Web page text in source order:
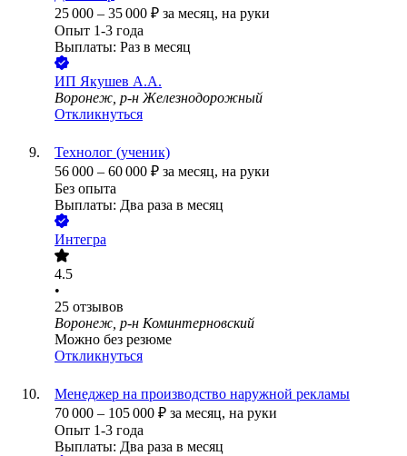
25 000 – 35 000 ₽ за месяц, на руки
Опыт 1-3 года
Выплаты: Раз в месяц
ИП Якушев А.А.
Воронеж, р-н Железнодорожный
Откликнуться
Технолог (ученик)
56 000 – 60 000 ₽ за месяц, на руки
Без опыта
Выплаты: Два раза в месяц
Интегра
4.5
•
25 отзывов
Воронеж, р-н Коминтерновский
Можно без резюме
Откликнуться
Менеджер на производство наружной рекламы
70 000 – 105 000 ₽ за месяц, на руки
Опыт 1-3 года
Выплаты: Два раза в месяц